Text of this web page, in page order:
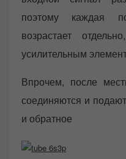
поэтому каждая
возрастает
усилительным
Впрочем, после
соединяются и
и обратное